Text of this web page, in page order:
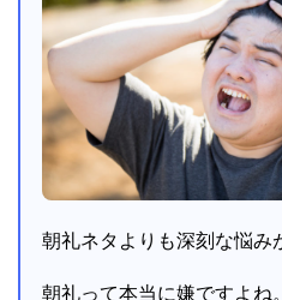
朝礼ネタよりも深刻な悩み
朝礼って本当に嫌ですよね